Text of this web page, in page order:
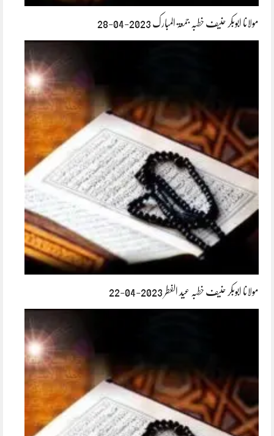
مولانا ابوبکر حنیف خطبہ جمعۃ المبارک 2023-04-28
مولانا ابوبکر حنیف خطبہ عید الفطر 2023-04-22